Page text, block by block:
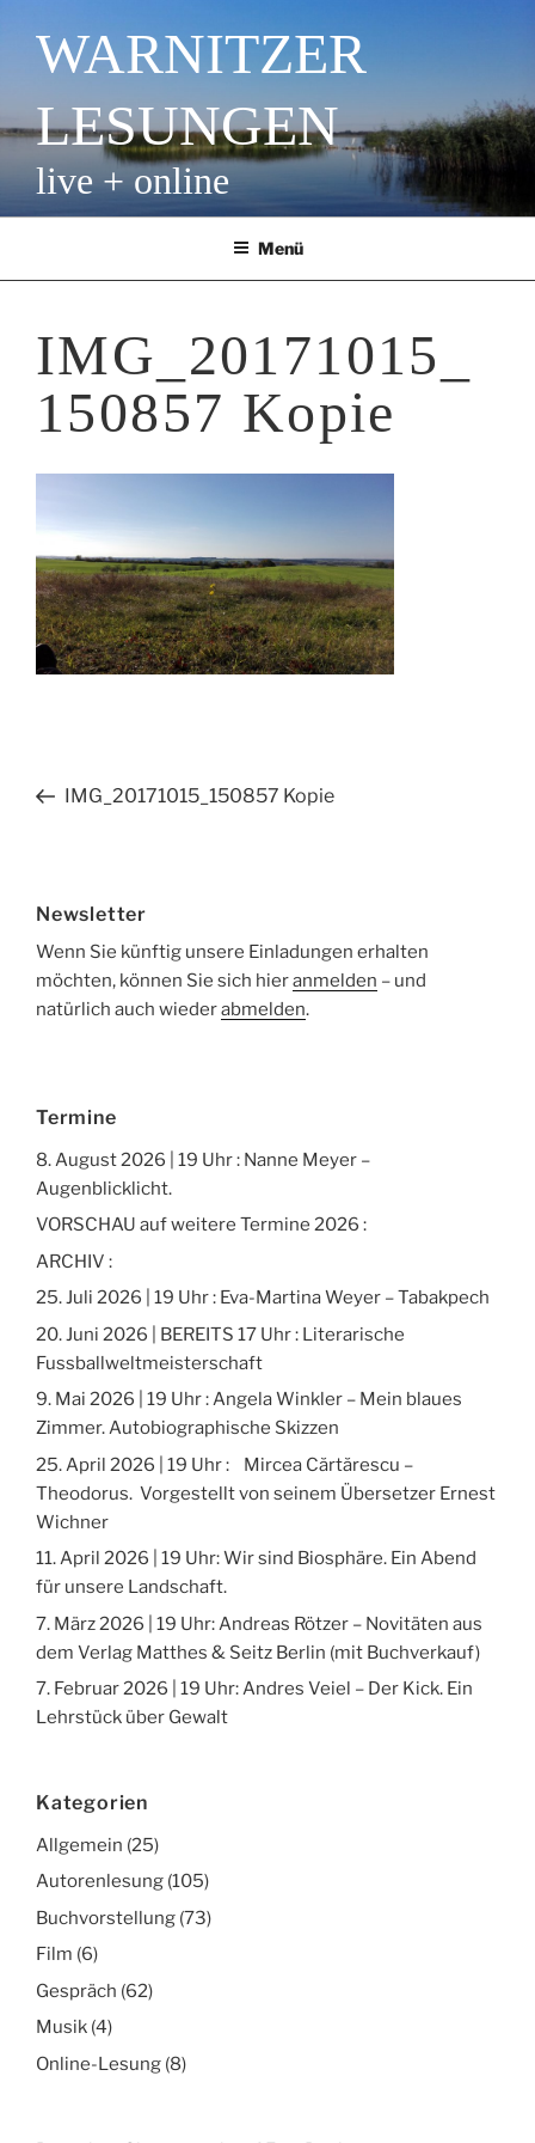
Inhalt
springenWARNITZER
LESUNGEN
live + online
Menü
IMG_20171015_
150857 Kopie
Beitragsnavigation
Vorheriger
IMG_20171015_150857 Kopie
Newsletter
Wenn Sie künftig unsere Einladungen erhalten
möchten, können Sie sich hieranmelden – und
natürlich auch wiederabmelden.
Termine
8. August 2026 | 19 Uhr : Nanne Meyer –
Augenblicklicht.
VORSCHAU auf weitere Termine 2026 :
ARCHIV :
25. Juli 2026 | 19 Uhr : Eva-Martina Weyer – Tabakpech
20. Juni 2026 | BEREITS 17 Uhr : Literarische
Fussballweltmeisterschaft
9. Mai 2026 | 19 Uhr : Angela Winkler – Mein blaues
Zimmer. Autobiographische Skizzen
25. April 2026 | 19 Uhr : Mircea Cărtărescu –
Theodorus. Vorgestellt von seinem Übersetzer Ernest
Wichner
11. April 2026 | 19 Uhr: Wir sind Biosphäre. Ein Abend
für unsere Landschaft.
7. März 2026 | 19 Uhr: Andreas Rötzer – Novitäten aus
dem Verlag Matthes & Seitz Berlin (mit Buchverkauf)
7. Februar 2026 | 19 Uhr: Andres Veiel – Der Kick. Ein
Lehrstück über Gewalt
Kategorien
Allgemein (25)
Autorenlesung (105)
Buchvorstellung (73)
Film (6)
Gespräch (62)
Musik (4)
Online-Lesung (8)